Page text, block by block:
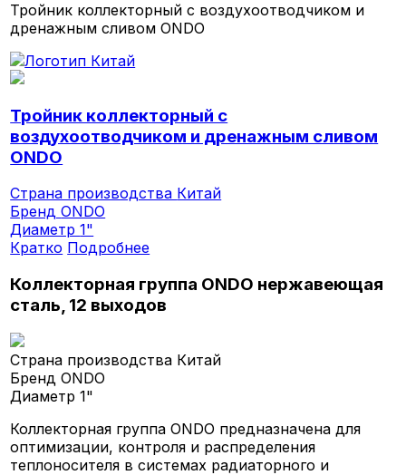
Тройник коллекторный с воздухоотводчиком и
дренажным сливом ONDO
Тройник коллекторный с
воздухоотводчиком и дренажным сливом
ONDO
Страна производства Китай
БрендONDO
Диаметр1"
Кратко Подробнее
Коллекторная группа ONDO нержавеющая
сталь, 12 выходов
Страна производства Китай
БрендONDO
Диаметр1"
Коллекторная группа ONDO предназначена для
оптимизации, контроля и распределения
теплоносителя в системах радиаторного и